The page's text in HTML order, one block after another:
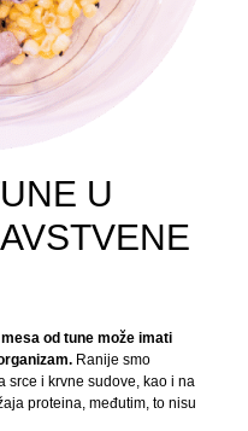
U
od tune može imati
Ranije smo
srce i krvne sudove, kao i na
proteina, međutim, to nisu